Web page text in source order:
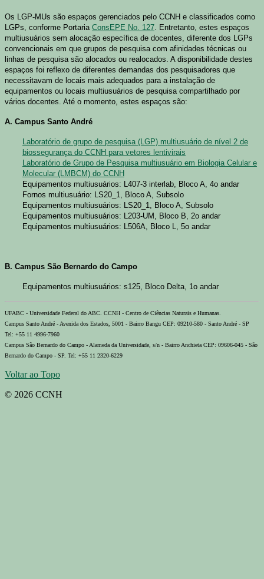
Os LGP-MUs são espaços gerenciados pelo CCNH e classificados como
LGPs, conforme Portaria ConsEPE No. 127 . Entretanto, estes espaços
multiusuários sem alocação específica de docentes, diferente dos LGPs
convencionais em que grupos de pesquisa com afinidades técnicas ou
linhas de pesquisa são alocados ou realocados. A disponibilidade destes
espaços foi reflexo de diferentes demandas dos pesquisadores que
necessitavam de locais mais adequados para a instalação de
equipamentos ou locais multiusuários de pesquisa compartilhado por
vários docentes. Até o momento, estes espaços são:
A. Campus Santo André
Laboratório de grupo de pesquisa (LGP) multiusuário de nível 2 de
biossegurança do CCNH para vetores lentivirais
Laboratório de Grupo de Pesquisa multiusuário em Biologia Celular e
Molecular (LMBCM) do CCNH
Equipamentos multiusuários: L407-3 interlab, Bloco A, 4o andar
Fornos multiusuário: LS20_1, Bloco A, Subsolo
Equipamentos multiusuários: LS20_1, Bloco A, Subsolo
Equipamentos multiusuários: L203-UM, Bloco B, 2o andar
Equipamentos multiusuários: L506A, Bloco L, 5o andar
B. Campus São Bernardo do Campo
Equipamentos multiusuários: s125, Bloco Delta, 1o andar
UFABC - Universidade Federal do ABC. CCNH - Centro de Ciências Naturais e Humanas.
Campus Santo André - Avenida dos Estados, 5001 - Bairro Bangu CEP: 09210-580 - Santo André - SP
Tel: +55 11 4996-7960
Campus São Bernardo do Campo - Alameda da Universidade, s/n - Bairro Anchieta CEP: 09606-045 - São
Bernardo do Campo - SP. Tel: +55 11 2320-6229
Voltar ao Topo
© 2026 CCNH